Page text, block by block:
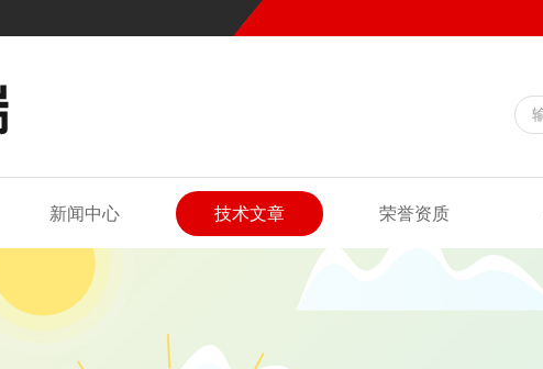
新闻中心 技术文章 荣誉资质